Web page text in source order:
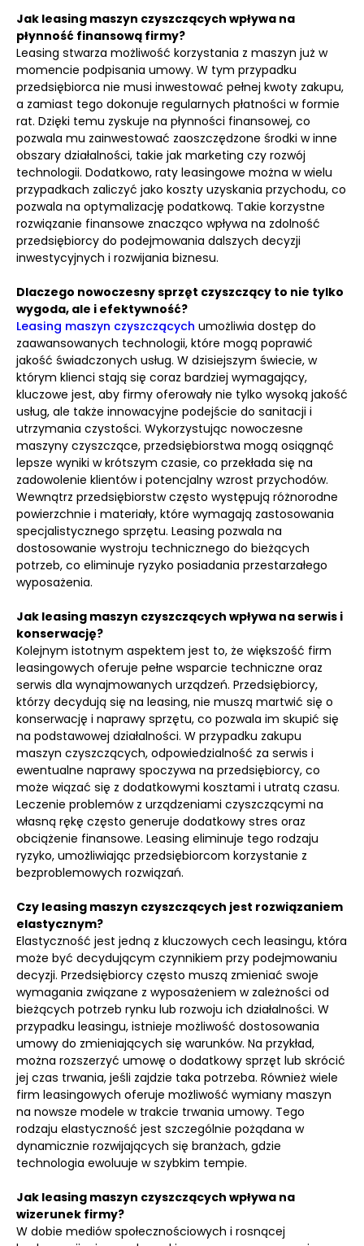
Jak leasing maszyn czyszczących wpływa na
płynność finansową firmy?
Leasing stwarza możliwość korzystania z maszyn już w
momencie podpisania umowy. W tym przypadku
przedsiębiorca nie musi inwestować pełnej kwoty zakupu,
a zamiast tego dokonuje regularnych płatności w formie
rat. Dzięki temu zyskuje na płynności finansowej, co
pozwala mu zainwestować zaoszczędzone środki w inne
obszary działalności, takie jak marketing czy rozwój
technologii. Dodatkowo, raty leasingowe można w wielu
przypadkach zaliczyć jako koszty uzyskania przychodu, co
pozwala na optymalizację podatkową. Takie korzystne
rozwiązanie finansowe znacząco wpływa na zdolność
przedsiębiorcy do podejmowania dalszych decyzji
inwestycyjnych i rozwijania biznesu.
Dlaczego nowoczesny sprzęt czyszczący to nie tylko
wygoda, ale i efektywność?
Leasing maszyn czyszczących umożliwia dostęp do
zaawansowanych technologii, które mogą poprawić
jakość świadczonych usług. W dzisiejszym świecie, w
którym klienci stają się coraz bardziej wymagający,
kluczowe jest, aby firmy oferowały nie tylko wysoką jakość
usług, ale także innowacyjne podejście do sanitacji i
utrzymania czystości. Wykorzystując nowoczesne
maszyny czyszczące, przedsiębiorstwa mogą osiągnąć
lepsze wyniki w krótszym czasie, co przekłada się na
zadowolenie klientów i potencjalny wzrost przychodów.
Wewnątrz przedsiębiorstw często występują różnorodne
powierzchnie i materiały, które wymagają zastosowania
specjalistycznego sprzętu. Leasing pozwala na
dostosowanie wystroju technicznego do bieżących
potrzeb, co eliminuje ryzyko posiadania przestarzałego
wyposażenia.
Jak leasing maszyn czyszczących wpływa na serwis i
konserwację?
Kolejnym istotnym aspektem jest to, że większość firm
leasingowych oferuje pełne wsparcie techniczne oraz
serwis dla wynajmowanych urządzeń. Przedsiębiorcy,
którzy decydują się na leasing, nie muszą martwić się o
konserwację i naprawy sprzętu, co pozwala im skupić się
na podstawowej działalności. W przypadku zakupu
maszyn czyszczących, odpowiedzialność za serwis i
ewentualne naprawy spoczywa na przedsiębiorcy, co
może wiązać się z dodatkowymi kosztami i utratą czasu.
Leczenie problemów z urządzeniami czyszczącymi na
własną rękę często generuje dodatkowy stres oraz
obciążenie finansowe. Leasing eliminuje tego rodzaju
ryzyko, umożliwiając przedsiębiorcom korzystanie z
bezproblemowych rozwiązań.
Czy leasing maszyn czyszczących jest rozwiązaniem
elastycznym?
Elastyczność jest jedną z kluczowych cech leasingu, która
może być decydującym czynnikiem przy podejmowaniu
decyzji. Przedsiębiorcy często muszą zmieniać swoje
wymagania związane z wyposażeniem w zależności od
bieżących potrzeb rynku lub rozwoju ich działalności. W
przypadku leasingu, istnieje możliwość dostosowania
umowy do zmieniających się warunków. Na przykład,
można rozszerzyć umowę o dodatkowy sprzęt lub skrócić
jej czas trwania, jeśli zajdzie taka potrzeba. Również wiele
firm leasingowych oferuje możliwość wymiany maszyn
na nowsze modele w trakcie trwania umowy. Tego
rodzaju elastyczność jest szczególnie pożądana w
dynamicznie rozwijających się branżach, gdzie
technologia ewoluuje w szybkim tempie.
Jak leasing maszyn czyszczących wpływa na
wizerunek firmy?
W dobie mediów społecznościowych i rosnącej